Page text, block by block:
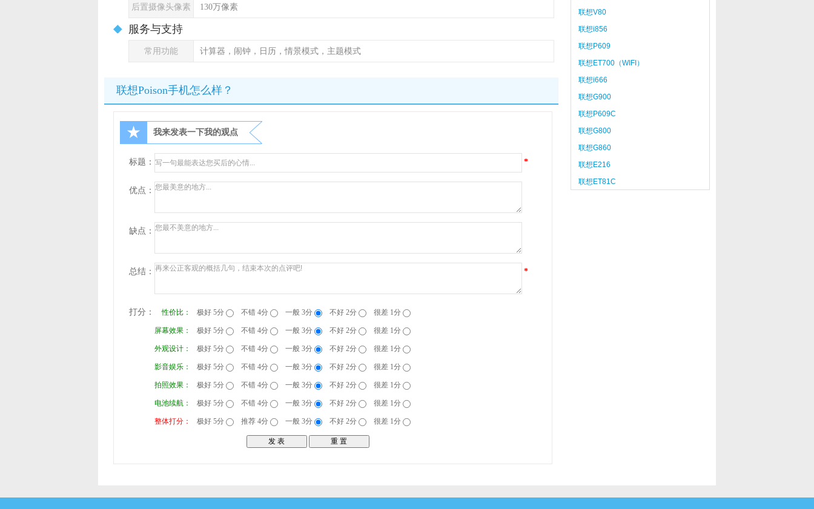
后置摄像头像素 130万像素
服务与支持
常用功能 计算器，闹钟，日历，情景模式，主题模式
联想Poison手机怎么样？
★ 我来发表一下我的观点
标题： *
优点：
缺点：
总结： *
打分： 性价比： 极好 5分 不错 4分 一般 3分 不好 2分 很差 1分
屏幕效果： 极好 5分 不错 4分 一般 3分 不好 2分 很差 1分
外观设计： 极好 5分 不错 4分 一般 3分 不好 2分 很差 1分
影音娱乐： 极好 5分 不错 4分 一般 3分 不好 2分 很差 1分
拍照效果： 极好 5分 不错 4分 一般 3分 不好 2分 很差 1分
电池续航： 极好 5分 不错 4分 一般 3分 不好 2分 很差 1分
整体打分： 极好 5分 推荐 4分 一般 3分 不好 2分 很差 1分
联想V80
联想i856
联想P609
联想ET700（WIFI）
联想i666
联想G900
联想P609C
联想G800
联想G860
联想E216
联想ET81C